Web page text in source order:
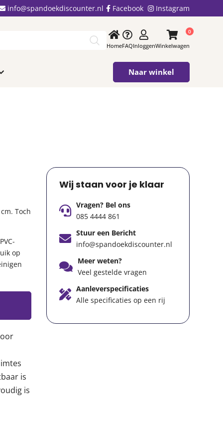
info@spandoekdiscounter.nl Facebook Instagram
HomeFAQInloggenWinkelwagen
0
Naar winkel
Toch
op
is
is
Wij staan voor je klaar
Vragen? Bel ons
085 4444 861
Stuur een Bericht
info@spandoekdiscounter.nl
Meer weten?
Veel gestelde vragen
Aanleverspecificaties
Alle specificaties op een rij